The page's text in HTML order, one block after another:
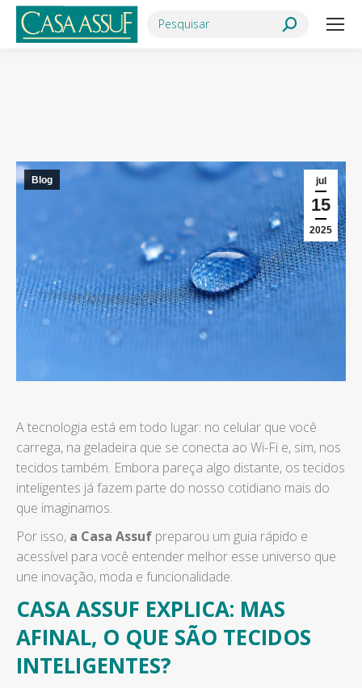
Search:
jul
15
2025
Blog
A tecnologia está em todo lugar: no celular que você
carrega, na geladeira que se conecta ao Wi-Fi e, sim, nos
tecidos também. Embora pareça algo distante, os tecidos
inteligentes já fazem parte do nosso cotidiano mais do
que imaginamos.
Por isso, a Casa Assuf preparou um guia rápido e
acessível para você entender melhor esse universo que
une inovação, moda e funcionalidade.
CASA ASSUF EXPLICA: MAS
AFINAL, O QUE SÃO TECIDOS
INTELIGENTES?